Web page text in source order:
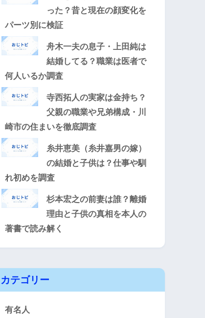
った？昔と現在の顔変化を
パーツ別に検証
舟木一夫の息子・上田純は
結婚してる？職業は医者で
何人いるか調査
寺西拓人の実家は金持ち？
父親の職業や兄弟構成・川
崎市の住まいを徹底調査
糸井恵美（糸井嘉男の嫁）
の結婚と子供は？仕事や馴
れ初めを調査
杉本宏之の前妻は誰？離婚
理由と子供の真相を本人の
著書で読み解く
カテゴリー
有名人